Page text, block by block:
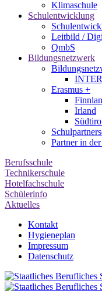
Klimaschule
Schulentwicklung
Leitbild /
QmbS
Bildungsnetzwerk
Erasmus +
Irland
Partner in
Berufsschule
Technikerschule
Hotelfachschule
Schülerinfo
Aktuelles
Kontakt
Hygieneplan
Impressum
Datenschutz